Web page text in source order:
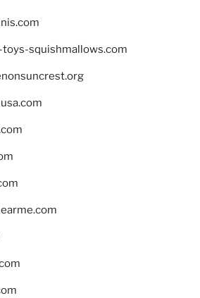
squishmallows.com